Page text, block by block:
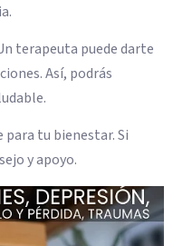
terapeuta puede darte
Así, podrás
tu bienestar. Si
y apoyo.